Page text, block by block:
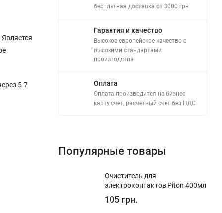
5-7
бесплатная доставка от 3000 грн
Гарантия и качество
Высокое европейское качество с
высокими стандартами
производства
Оплата
Оплата производится на бизнес
карту счет, расчетный счет без НДС
Популярные товары
Очиститель для
электроконтактов Piton 400мл
105 грн.